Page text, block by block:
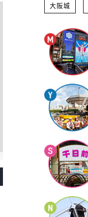
大阪城